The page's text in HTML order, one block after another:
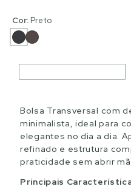
Cor:Preto
Bolsa Transversal com
minimalista, ideal para
elegantes no dia a dia.
refinado e estrutura
praticidade sem abrir
Principais